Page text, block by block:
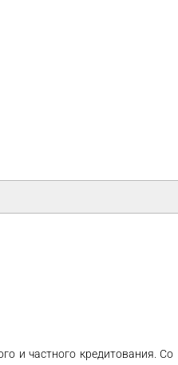
и частного кредитования. Со